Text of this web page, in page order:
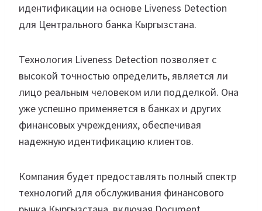
идентификации на основе Liveness Detection
для Центрального банка Кыргызстана.
Технология Liveness Detection позволяет с
высокой точностью определить, является ли
лицо реальным человеком или подделкой. Она
уже успешно применяется в банках и других
финансовых учреждениях, обеспечивая
надежную идентификацию клиентов.
Компания будет предоставлять полный спектр
технологий для обслуживания финансового